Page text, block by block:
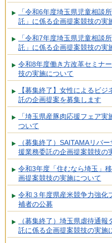
「令和6年度埼玉県児童相談
託」に係る企画提案競技の実
「令和7年度埼玉県児童相談
託」に係る企画提案競技の実
令和8年度働き方改革セミナ
技の実施について
【募集終了】女性によるビ
託の企画提案を募集します
「埼玉県産豚肉応援フェア
ついて
（募集終了）SAITAMAリバ
援業務委託の企画提案競技の
令和3年度「住むなら埼玉」
画提案競技の実施について
令和３年度県産米競争力強化
補者の公募
（募集終了）埼玉県虐待通
託に係る企画提案競技の実施